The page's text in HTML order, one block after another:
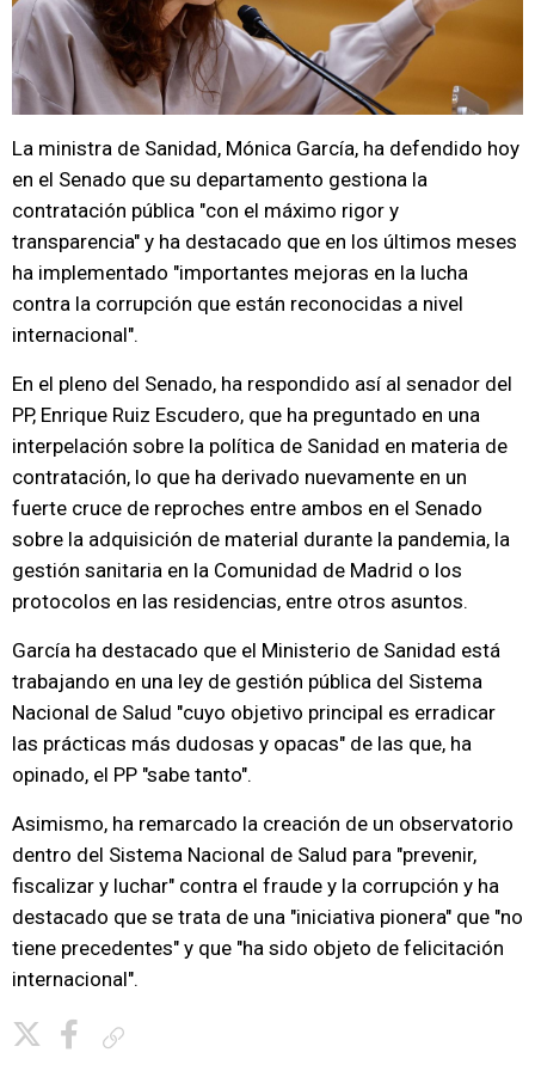
La ministra de Sanidad, Mónica García, ha defendido hoy
en el Senado que su departamento gestiona la
contratación pública "con el máximo rigor y
transparencia" y ha destacado que en los últimos meses
ha implementado "importantes mejoras en la lucha
contra la corrupción que están reconocidas a nivel
internacional".
En el pleno del Senado, ha respondido así al senador del
PP, Enrique Ruiz Escudero, que ha preguntado en una
interpelación sobre la política de Sanidad en materia de
contratación, lo que ha derivado nuevamente en un
fuerte cruce de reproches entre ambos en el Senado
sobre la adquisición de material durante la pandemia, la
gestión sanitaria en la Comunidad de Madrid o los
protocolos en las residencias, entre otros asuntos.
García ha destacado que el Ministerio de Sanidad está
trabajando en una ley de gestión pública del Sistema
Nacional de Salud "cuyo objetivo principal es erradicar
las prácticas más dudosas y opacas" de las que, ha
opinado, el PP "sabe tanto".
Asimismo, ha remarcado la creación de un observatorio
dentro del Sistema Nacional de Salud para "prevenir,
fiscalizar y luchar" contra el fraude y la corrupción y ha
destacado que se trata de una "iniciativa pionera" que "no
tiene precedentes" y que "ha sido objeto de felicitación
internacional".